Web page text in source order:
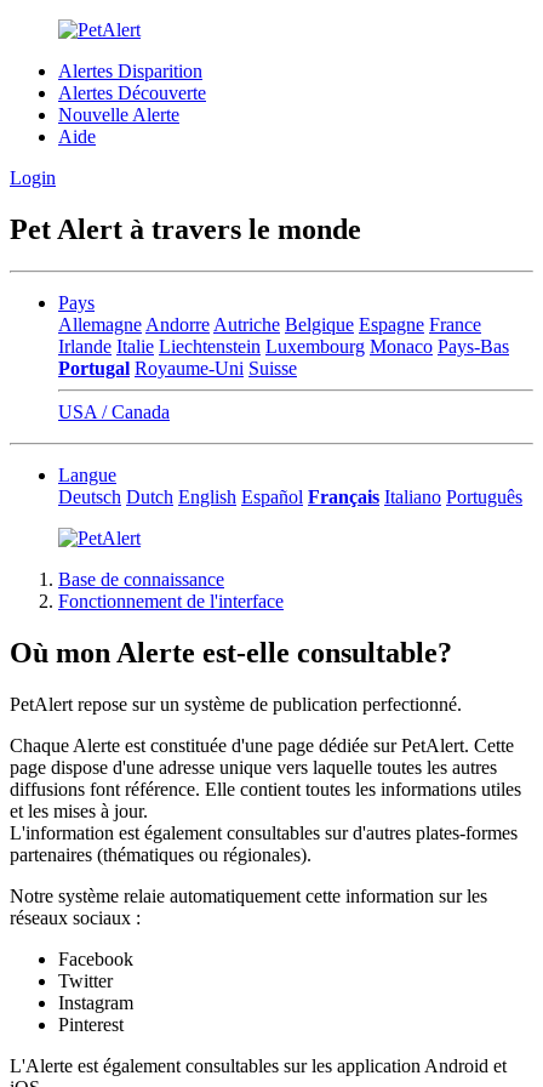
Alertes Disparition
Alertes Découverte
Nouvelle Alerte
Aide
Login
Pet Alert à travers le monde
Pays
Allemagne Andorre Autriche Belgique Espagne France
Irlande Italie Liechtenstein Luxembourg Monaco Pays-Bas
Portugal Royaume-Uni Suisse
USA / Canada
Langue
Deutsch Dutch English Español Français Italiano Português
Base de connaissance
Fonctionnement de l'interface
Où mon Alerte est-elle consultable?
PetAlert repose sur un système de publication perfectionné.
Chaque Alerte est constituée d'une page dédiée sur PetAlert. Cette
page dispose d'une adresse unique vers laquelle toutes les autres
diffusions font référence. Elle contient toutes les informations utiles
et les mises à jour.
L'information est également consultables sur d'autres plates-formes
partenaires (thématiques ou régionales).
Notre système relaie automatiquement cette information sur les
réseaux sociaux :
Facebook
Twitter
Instagram
Pinterest
L'Alerte est également consultables sur les application Android et